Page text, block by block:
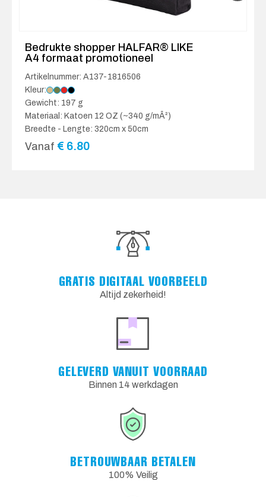
Bedrukte shopper HALFAR® LIKE
A4 formaat promotioneel
Artikelnummer: A137-1816506
Kleur:
Gewicht: 197 g
Materiaal: Katoen 12 OZ (~340 g/mÂ²)
Breedte - Lengte: 320cm x 50cm
Vanaf € 6.80
GRATIS DIGITAAL VOORBEELD
Altijd zekerheid!
GELEVERD VANUIT VOORRAAD
Binnen 14 werkdagen
BETROUWBAAR BETALEN
100% Veilig